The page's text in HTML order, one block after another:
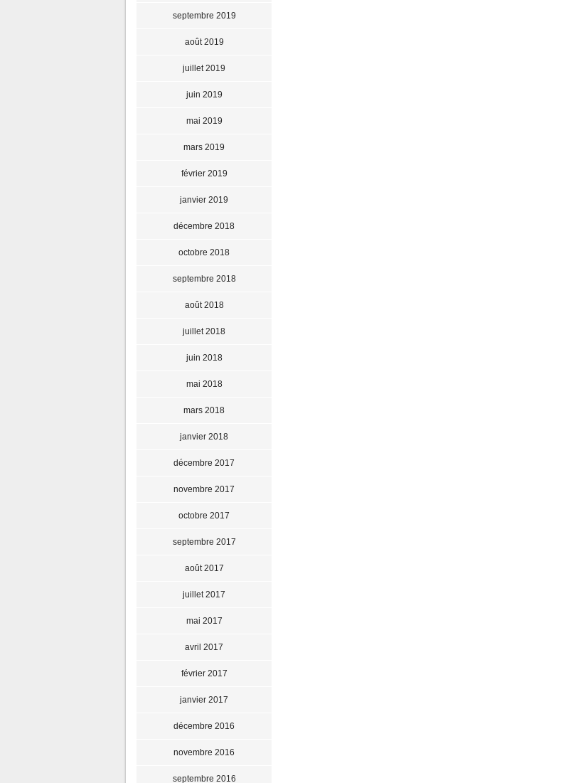
septembre 2019
août 2019
juillet 2019
juin 2019
mai 2019
mars 2019
février 2019
janvier 2019
décembre 2018
octobre 2018
septembre 2018
août 2018
juillet 2018
juin 2018
mai 2018
mars 2018
janvier 2018
décembre 2017
novembre 2017
octobre 2017
septembre 2017
août 2017
juillet 2017
mai 2017
avril 2017
février 2017
janvier 2017
décembre 2016
novembre 2016
septembre 2016